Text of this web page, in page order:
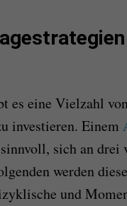
es eine Vielzahl
investieren. Einem
sich an drei
werden
und